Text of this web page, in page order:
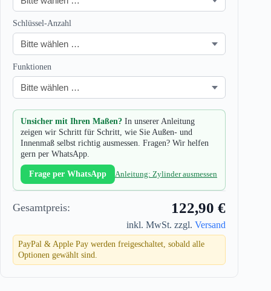
Schlüssel-Anzahl
Funktionen
Unsicher mit Ihren Maßen? In unserer Anleitung
zeigen wir Schritt für Schritt, wie Sie Außen- und
Innenmaß selbst richtig ausmessen. Fragen? Wir helfen
gern per WhatsApp.
Frage per WhatsApp Anleitung: Zylinder ausmessen
Gesamtpreis: 122,90 €
inkl. MwSt. zzgl.Versand
PayPal & Apple Pay werden freigeschaltet, sobald alle
Optionen gewählt sind.